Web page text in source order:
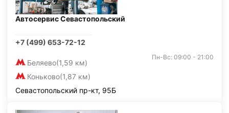
Автосервис Севастопольский
+7 (499) 653-72-12
Беляево(1,59 км)
Коньково(1,87 км)
Пн-Вс: 09:00 - 21:00
Севастопольский пр-кт, 95Б